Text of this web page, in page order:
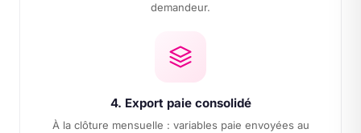
demandeur.
4. Export paie consolidé
À la clôture mensuelle : variables paie envoyées au